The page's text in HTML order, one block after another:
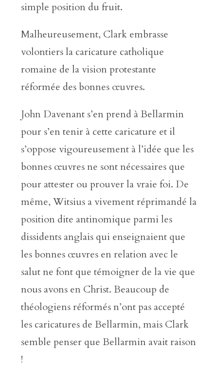
simple position du fruit.
Malheureusement, Clark embrasse
volontiers la caricature catholique
romaine de la vision protestante
réformée des bonnes œuvres.
John Davenant s’en prend à Bellarmin
pour s’en tenir à cette caricature et il
s’oppose vigoureusement à l’idée que les
bonnes œuvres ne sont nécessaires que
pour attester ou prouver la vraie foi. De
même, Witsius a vivement réprimandé la
position dite antinomique parmi les
dissidents anglais qui enseignaient que
les bonnes œuvres en relation avec le
salut ne font que témoigner de la vie que
nous avons en Christ. Beaucoup de
théologiens réformés n’ont pas accepté
les caricatures de Bellarmin, mais Clark
semble penser que Bellarmin avait raison
!